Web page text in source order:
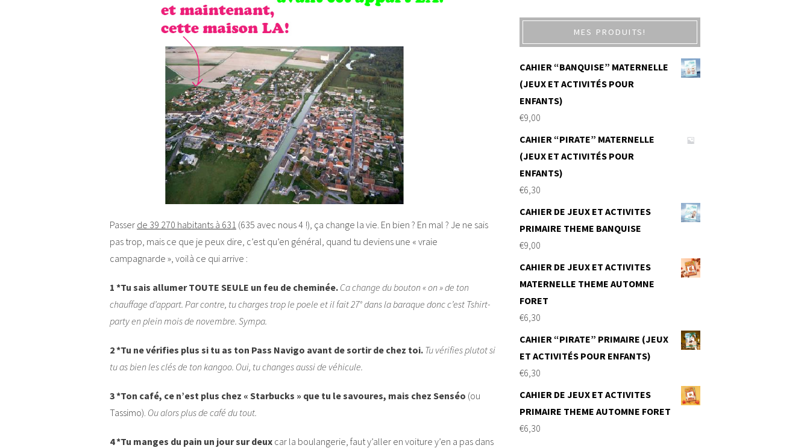
Passer de 39 270 habitants à 631 (635 avec nous 4 !), ça change la vie. En bien ? En mal ? Je ne sais
pas trop, mais ce que je peux dire, c’est qu’en général, quand tu deviens une « vraie
campagnarde », voilà ce qui arrive :
1 *Tu sais allumer TOUTE SEULE un feu de cheminée. Ca change du bouton « on » de ton
chauffage d’appart. Par contre, tu charges trop le poele et il fait 27° dans la baraque donc c’est Tshirt-
party en plein mois de novembre. Sympa.
2 *Tu ne vérifies plus si tu as ton Pass Navigo avant de sortir de chez toi. Tu vérifies plutot si
tu as bien les clés de ton kangoo. Oui, tu changes aussi de véhicule.
3 *Ton café, ce n’est plus chez « Starbucks » que tu le savoures, mais chez Senséo (ou
Tassimo). Ou alors plus de café du tout.
4 *Tu manges du pain un jour sur deux car la boulangerie, faut y’aller en voiture y’en a pas dans
MES PRODUITS!
CAHIER “BANQUISE” MATERNELLE
(JEUX ET ACTIVITÉS POUR
ENFANTS)
€9,00
CAHIER “PIRATE” MATERNELLE
(JEUX ET ACTIVITÉS POUR
ENFANTS)
€6,30
CAHIER DE JEUX ET ACTIVITES
PRIMAIRE THEME BANQUISE
€9,00
CAHIER DE JEUX ET ACTIVITES
MATERNELLE THEME AUTOMNE
FORET
€6,30
CAHIER “PIRATE” PRIMAIRE (JEUX
ET ACTIVITÉS POUR ENFANTS)
€6,30
CAHIER DE JEUX ET ACTIVITES
PRIMAIRE THEME AUTOMNE FORET
€6,30